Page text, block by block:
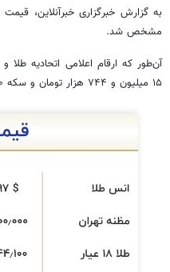
به گزارش خبرگزاری خبرآنلاین،
مشخص شد.
۱۵ میلیون و ۷۴۴ هزار تومان و سکه ۱۶۰ میلیون و ۵۰۰ هزار تومان قیمت خورد.